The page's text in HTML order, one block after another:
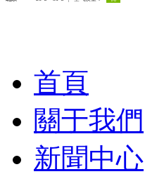
首頁
關于我們
新聞中心